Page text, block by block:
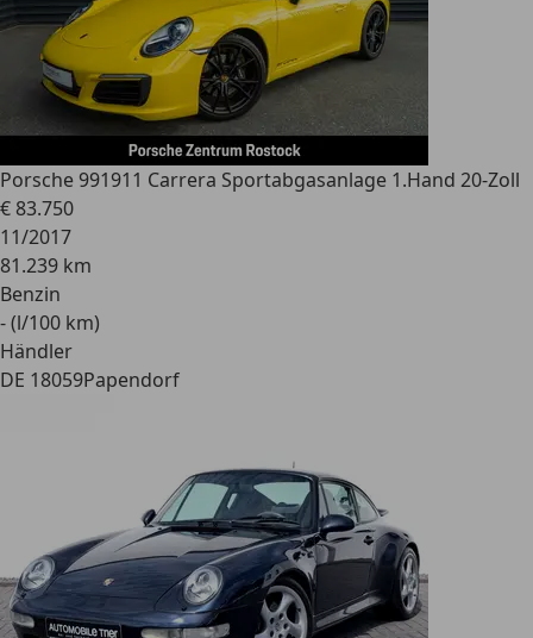
Porsche 991911 Carrera Sportabgasanlage 1.Hand 20-Zoll
€ 83.750
11/2017
81.239 km
Benzin
- (l/100 km)
Händler
DE 18059Papendorf